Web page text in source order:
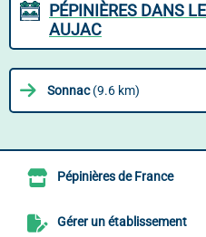
PÉPINIÈRES DANS
AUJAC
Sonnac(9.6 km)
Pépinières de France
Gérer un établissement